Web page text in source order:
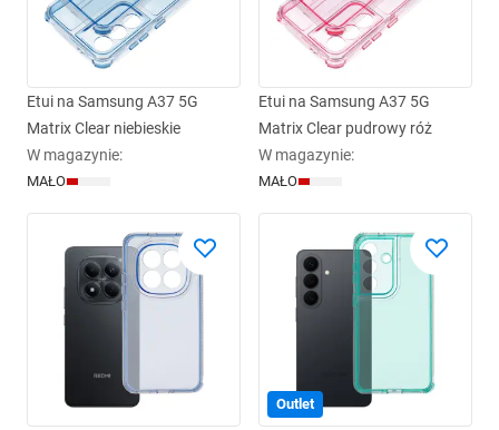
Etui na Samsung A37 5G
Matrix Clear niebieskie
W magazynie:
MAŁO
Etui na Samsung A37 5G
Matrix Clear pudrowy róż
W magazynie:
MAŁO
Outlet